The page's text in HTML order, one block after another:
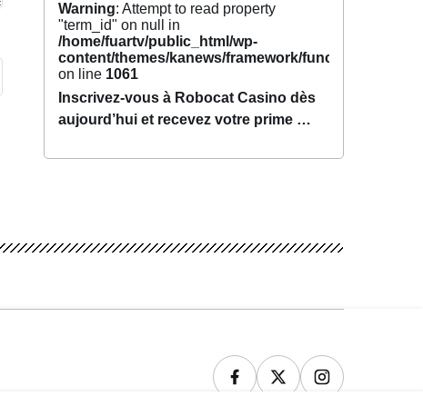
Warning: Attempt to read property
"term_id" on null in
/home/fuartv/public_html/wp-
content/themes/kanews/framework/functions/
on line 1061
Inscrivez-vous à Robocat Casino dès
aujourd’hui et recevez votre prime en